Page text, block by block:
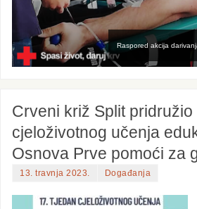
Raspored akcija
Crveni križ Split
cjeloživotnog učenja
Osnova Prve pomoći za
13. travnja 2023. Događanja